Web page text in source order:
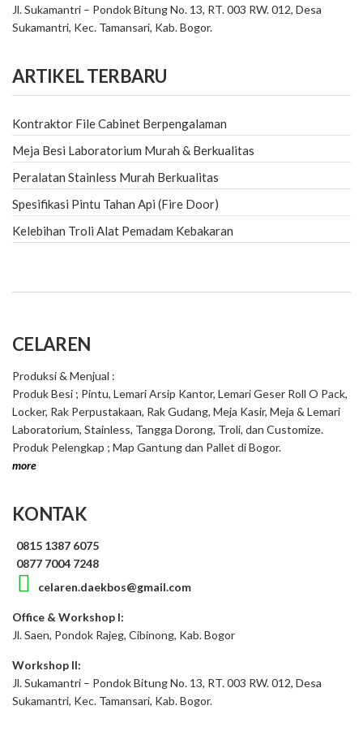
Jl. Sukamantri – Pondok Bitung No. 13, RT. 003 RW. 012, Desa
Sukamantri, Kec. Tamansari, Kab. Bogor.
ARTIKEL TERBARU
Kontraktor File Cabinet Berpengalaman
Meja Besi Laboratorium Murah & Berkualitas
Peralatan Stainless Murah Berkualitas
Spesifikasi Pintu Tahan Api (Fire Door)
Kelebihan Troli Alat Pemadam Kebakaran
CELAREN
Produksi & Menjual :
Produk Besi ; Pintu, Lemari Arsip Kantor, Lemari Geser Roll O Pack,
Locker, Rak Perpustakaan, Rak Gudang, Meja Kasir, Meja & Lemari
Laboratorium, Stainless, Tangga Dorong, Troli, dan Customize.
Produk Pelengkap ; Map Gantung dan Pallet di Bogor.
more
KONTAK
0815 1387 6075
0877 7004 7248
celaren.daekbos@gmail.com
Office & Workshop I:
Jl. Saen, Pondok Rajeg, Cibinong, Kab. Bogor
Workshop II:
Jl. Sukamantri – Pondok Bitung No. 13, RT. 003 RW. 012, Desa
Sukamantri, Kec. Tamansari, Kab. Bogor.